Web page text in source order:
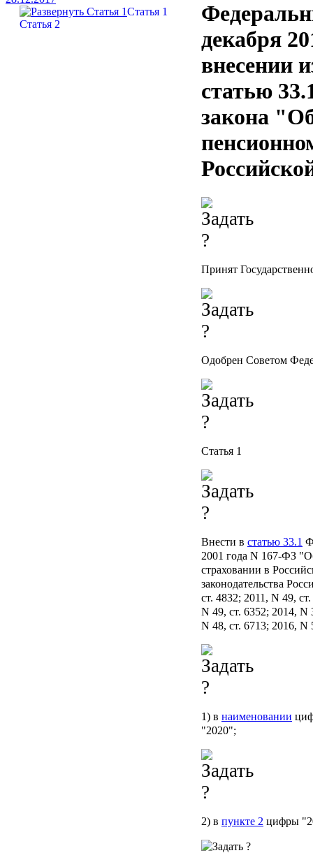
Статья 1
Статья 2
декабря
внесении
статью
закона
Принят
Одобрен Советом
Статья 1
Внести в статью 33.1
2001 года N 167-ФЗ
страховании в
законодательства
ст. 4832; 2011, N 49,
N 49, ст. 6352; 2014, N
N 48, ст. 6713; 2016,
1) в наименовании
"2020";
2) в пункте 2 цифры